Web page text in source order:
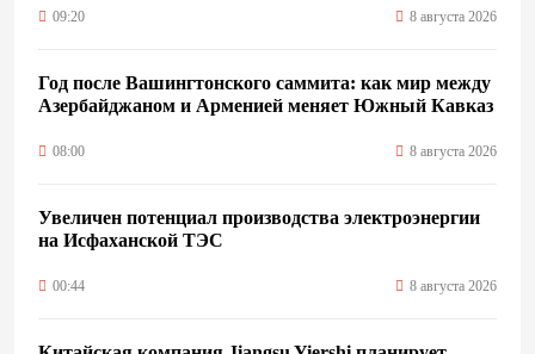
09:20 8 августа 2026
Год после Вашингтонского саммита: как мир между
Азербайджаном и Арменией меняет Южный Кавказ
08:00 8 августа 2026
Увеличен потенциал производства электроэнергии
на Исфаханской ТЭС
00:44 8 августа 2026